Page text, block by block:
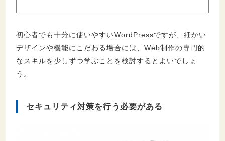
初心者でも十分に使いやすいWordPressですが、細かい
デザインや機能にこだわる場合には、Web制作の専門的
なスキルを少しずつ学ぶことを検討するとよいでしょ
う。
セキュリティ対策を行う必要がある